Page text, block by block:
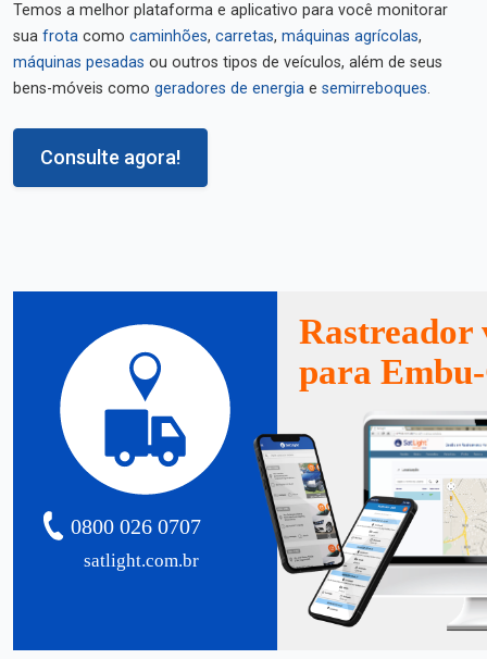
Temos a melhor plataforma e aplicativo para você monitorar
sua frota como caminhões, carretas, máquinas agrícolas,
máquinas pesadas ou outros tipos de veículos, além de seus
bens-móveis como geradores de energia e semirreboques.
Consulte agora!
satlight.com.br
0800 026 0707
Rastreador
para